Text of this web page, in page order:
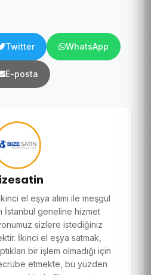
Twitter WhatsApp
E-posta
el eşya alımı ile meşgul
İstanbul geneline hizmet
sizlere istediğiniz
İkinci el eşya satmak,
bir işlem olmadığı için
etmekte, bu yüzden